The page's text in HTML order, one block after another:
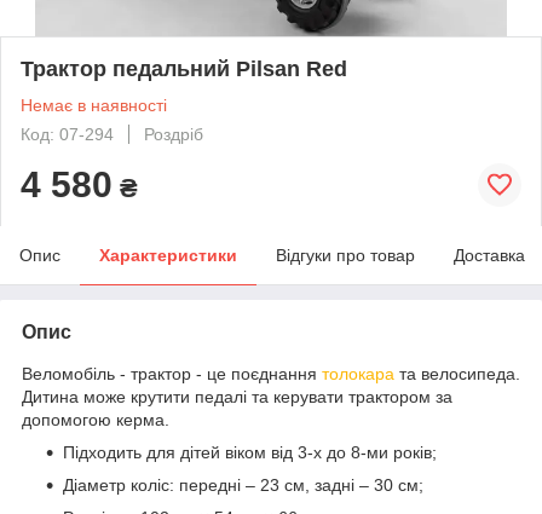
Трактор педальний Pilsan Red
Немає в наявності
Код: 07-294
Роздріб
4 580 ₴
Опис Характеристики Відгуки про товар Доставка
Опис
Веломобіль - трактор - це поєднання толокара та велосипеда.
Дитина може крутити педалі та керувати трактором за
допомогою керма.
Підходить для дітей віком від 3-х до 8-ми років;
Діаметр коліс: передні – 23 см, задні – 30 см;